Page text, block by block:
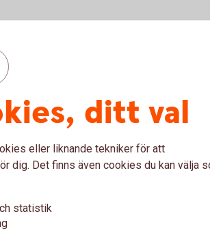
discusses.
skydd som
ditt val
eller liknande tekniker för att
dig. Det finns även cookies du kan välja
statistik